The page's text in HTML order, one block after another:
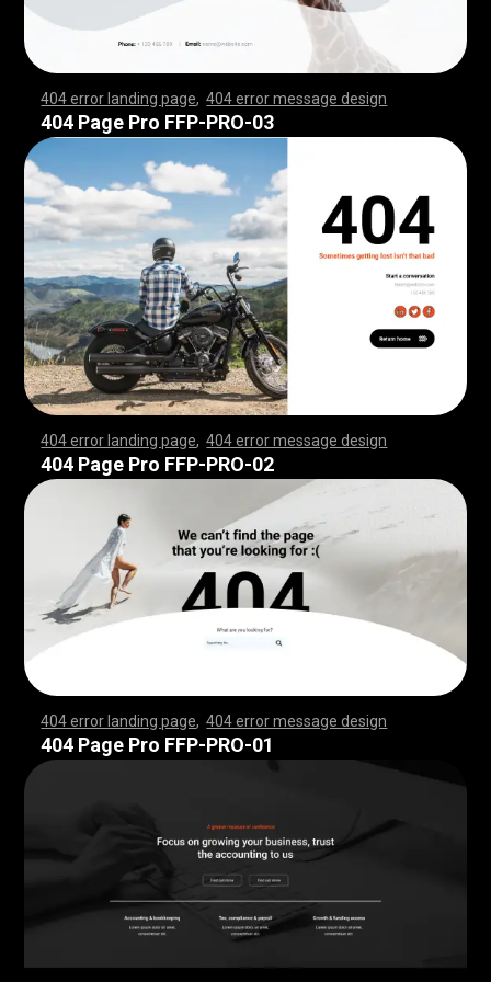
404 error landing page ,404 error message design
,,,,,,,,,,,,,,,,,,,,,,,, ,,,,,,,,,,,,,,,,,,,,,,,,,,,,
,,,,,,,,,,,,,,,,,,,,,,,, ,,,,,,,,,,,,,,,,,,,,,,,,,,,,
,,,,,,,,,,,,,,,,,,,,,,,, ,,,,,,,,,,,,,,,,,,,,,,,,,,,,
,,,,,,,,,,,,,,,,,,,,,,,, ,,,,,,,,,,,,,,,,,,,,,,,,,,,,
,,,,,,,,,,,,,,,,,,,,,,,, ,,,,,,,,,,,,,,,,,,,,,,,,,,,,
,,,,,,,,,,,,,,,,,,,,,,,, ,,,,,,,,,,,,,,,,,,,,,,,,,,,,
,,,,,,,,,,,,,,,,,,,,,,,, ,,,,,,,,,,,,,,,,,,,,,,,,,,,,
,,,,,,,,,,,,,,,,,,,,,,,, ,,,,,,,,,,,,,,,,,,,,,,,,,,,,
404 Page Pro FFP-PRO-03
404 error landing page ,404 error message design
,,,,,,,,,,,,,,,,,,,,,,,, ,,,,,,,,,,,,,,,,,,,,,,,,,,,,
,,,,,,,,,,,,,,,,,,,,,,,, ,,,,,,,,,,,,,,,,,,,,,,,,,,,,
,,,,,,,,,,,,,,,,,,,,,,,, ,,,,,,,,,,,,,,,,,,,,,,,,,,,,
,,,,,,,,,,,,,,,,,,,,,,,, ,,,,,,,,,,,,,,,,,,,,,,,,,,,,
,,,,,,,,,,,,,,,,,,,,,,,, ,,,,,,,,,,,,,,,,,,,,,,,,,,,,
,,,,,,,,,,,,,,,,,,,,,,,, ,,,,,,,,,,,,,,,,,,,,,,,,,,,,
,,,,,,,,,,,,,,,,,,,,,,,, ,,,,,,,,,,,,,,,,,,,,,,,,,,,,
,,,,,,,,,,,,,,,,,,,,,,,, ,,,,,,,,,,,,,,,,,,,,,,,,,,,,
404 Page Pro FFP-PRO-02
404 error landing page ,404 error message design
,,,,,,,,,,,,,,,,,,,,,,,, ,,,,,,,,,,,,,,,,,,,,,,,,,,,,
,,,,,,,,,,,,,,,,,,,,,,,, ,,,,,,,,,,,,,,,,,,,,,,,,,,,,
,,,,,,,,,,,,,,,,,,,,,,,, ,,,,,,,,,,,,,,,,,,,,,,,,,,,,
,,,,,,,,,,,,,,,,,,,,,,,, ,,,,,,,,,,,,,,,,,,,,,,,,,,,,
,,,,,,,,,,,,,,,,,,,,,,,, ,,,,,,,,,,,,,,,,,,,,,,,,,,,,
,,,,,,,,,,,,,,,,,,,,,,,, ,,,,,,,,,,,,,,,,,,,,,,,,,,,,
,,,,,,,,,,,,,,,,,,,,,,,, ,,,,,,,,,,,,,,,,,,,,,,,,,,,,
,,,,,,,,,,,,,,,,,,,,,,,, ,,,,,,,,,,,,,,,,,,,,,,,,,,,,
404 Page Pro FFP-PRO-01